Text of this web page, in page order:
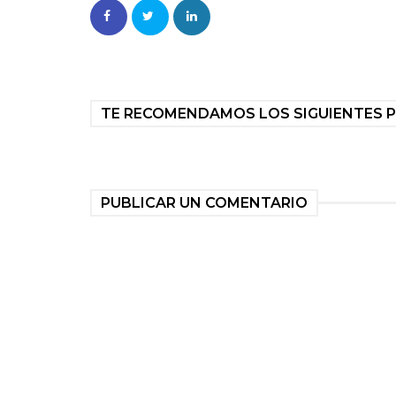
TE RECOMENDAMOS LOS SIGUIENTES
PUBLICAR UN COMENTARIO